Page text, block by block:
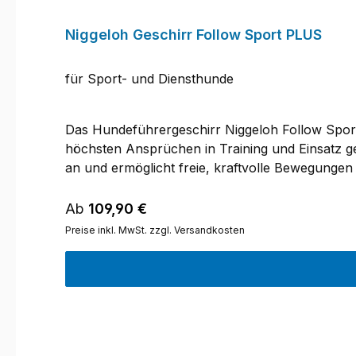
Niggeloh Geschirr Follow Sport PLUS
für Sport- und Diensthunde
Das Hundeführergeschirr Niggeloh Follow
höchsten Ansprüchen in Training und Einsatz
an und ermöglicht freie, kraftvolle
dafür, dass die Zug- und Druckkräfte
Halsbereich eine praktische Öffnung mit
es, den Hund jederzeit schnell und kontrolliert
stabiler Rundring zur Leinenaufnahme, über
federleicht, nimmt kein Wasser auf und ist
befindet sich ein großer, robuster
Regulärer Preis:
Ab 109,90 €
Preise inkl. MwSt. zzgl. Versandkosten